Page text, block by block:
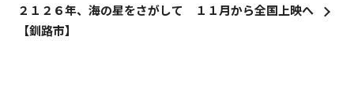
２１２６年、海の星をさがして １１月から全国上映へ
【釧路市】